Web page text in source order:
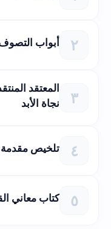
أبواب التصوف
المعتقد
نجاة الأبد
تلخيص مقدمة
كتاب معاني